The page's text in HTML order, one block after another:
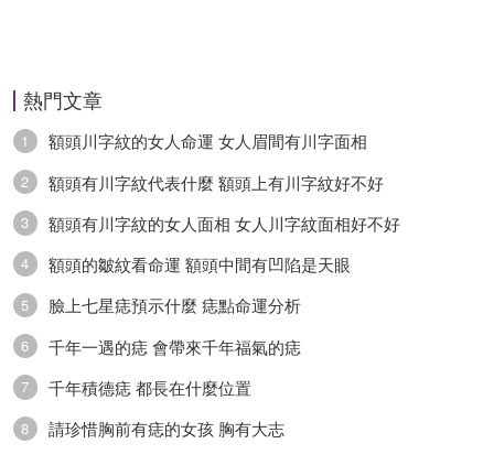
熱門文章
1 額頭川字紋的女人命運 女人眉間有川字面相
2 額頭有川字紋代表什麼 額頭上有川字紋好不好
3 額頭有川字紋的女人面相 女人川字紋面相好不好
4 額頭的皺紋看命運 額頭中間有凹陷是天眼
5 臉上七星痣預示什麼 痣點命運分析
6 千年一遇的痣 會帶來千年福氣的痣
7 千年積德痣 都長在什麼位置
8 請珍惜胸前有痣的女孩 胸有大志